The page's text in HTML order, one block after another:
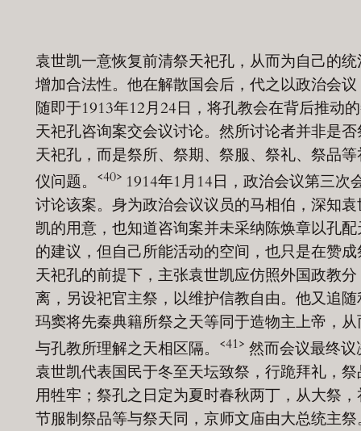
袁世凯一意恢复前清祭天祀孔，从而为自己的统
增加合法性。他在解散国会后，代之以政治会议
随即于1913年12月24日，将孔教会在背后推动
天祀孔咨询案交会议讨论。然所讨论者并非是否
天祀孔，而是祭所、祭期、祭服、祭礼、祭品等
仪问题。
<40> 1914年1月14日，政治会议第三次
讨论该案。身为政治会议议员的马相伯，深知袁
凯的用意，也知道咨询案并未采纳陈焕章以孔配
的建议，但自己所能活动的空间，也只是在赞成
天祀孔的前提下，主张袁世凯应仿照外国政教分
离，另设祀官主祭，以维护信教自由。他又追随
玛窦将先秦典籍所祭之天等同于造物主上帝，从
与孔教所理解之天相区隔。
<41> 然而会议最终议
袁世凯代表国民于冬至天坛致祭，行跪拜礼，祭
用牲牢；祭孔之日定为夏时春秋两丁，从大祭，
节服制祭品等与祭天同，京师文庙由大总统主祭